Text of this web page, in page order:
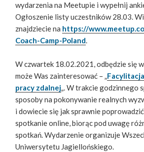
wydarzenia na Meetupie i wypełnij
Ogłoszenie listy uczestników 28.03.
znajdziecie na https://
Coach-Camp-Poland.
W czwartek 18.02.2021, odbędzie się
może Was zainteresować – „
pracy zdalnej„. W trakcie godzinnego
sposoby na pokonywanie realnych
i dowiecie się jak sprawnie
spotkanie online, biorąc pod uwagę
spotkań. Wydarzenie organizuje
Uniwersytetu Jagiellońskiego.